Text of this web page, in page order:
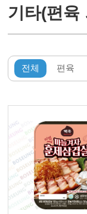
기타(편육
전체 편육